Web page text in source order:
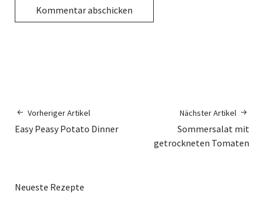
Vorheriger Artikel
Easy Peasy Potato Dinner
Nächster Artikel
Sommersalat mit
getrockneten Tomaten
Neueste Rezepte